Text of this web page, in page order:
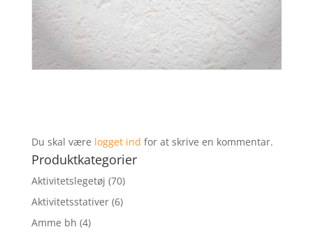
Du skal være logget ind for at skrive en kommentar.
Produktkategorier
Aktivitetslegetøj (70)
Aktivitetsstativer (6)
Amme bh (4)